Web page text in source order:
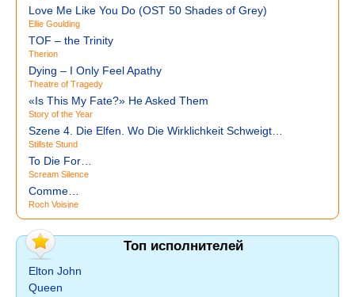
Love Me Like You Do (OST 50 Shades of Grey)
Ellie Goulding
TOF – the Trinity
Therion
Dying – I Only Feel Apathy
Theatre of Tragedy
«Is This My Fate?» He Asked Them
Story of the Year
Szene 4. Die Elfen. Wo Die Wirklichkeit Schweigt…
Stillste Stund
To Die For…
Scream Silence
Comme…
Roch Voisine
Топ исполнителей
Elton John
Queen